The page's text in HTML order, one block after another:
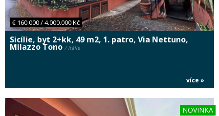
€ 160.000 / 4.000.000 Kč
Sicílie, byt 2+kk, 49 m2, 1. patro, Via Nettuno,
Milazzo Tono / Itálie
více »
NOVINKA